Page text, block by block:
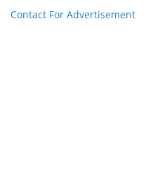
Contact For Advertisement